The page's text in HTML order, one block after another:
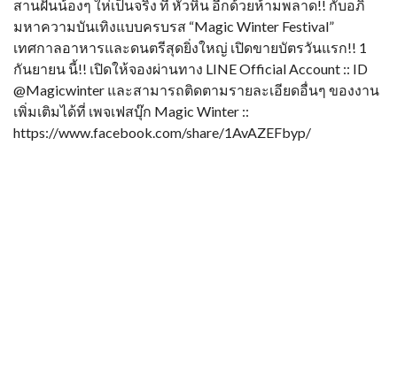
สานฝันน้องๆ ให่เป็นจริง ที่ หัวหิน อีกด้วยห้ามพลาด!! กับอภิ
มหาความบันเทิงแบบครบรส “Magic Winter Festival”
เทศกาลอาหารและดนตรีสุดยิ่งใหญ่ เปิดขายบัตรวันแรก!! 1
กันยายน นี้!! เปิดให้จองผ่านทาง LINE Official Account :: ID
@Magicwinter และสามารถติดตามรายละเอียดอื่นๆ ของงาน
เพิ่มเติมได้ที่ เพจเฟสบุ๊ก Magic Winter ::
https://www.facebook.com/share/1AvAZEFbyp/